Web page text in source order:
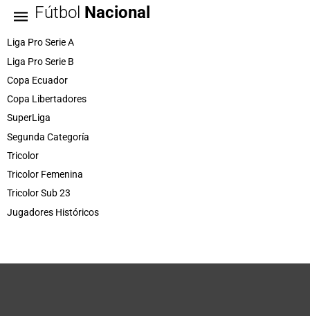
Fútbol Nacional
Liga Pro Serie A
Liga Pro Serie B
Copa Ecuador
Copa Libertadores
SuperLiga
Segunda Categoría
Tricolor
Tricolor Femenina
Tricolor Sub 23
Jugadores Históricos